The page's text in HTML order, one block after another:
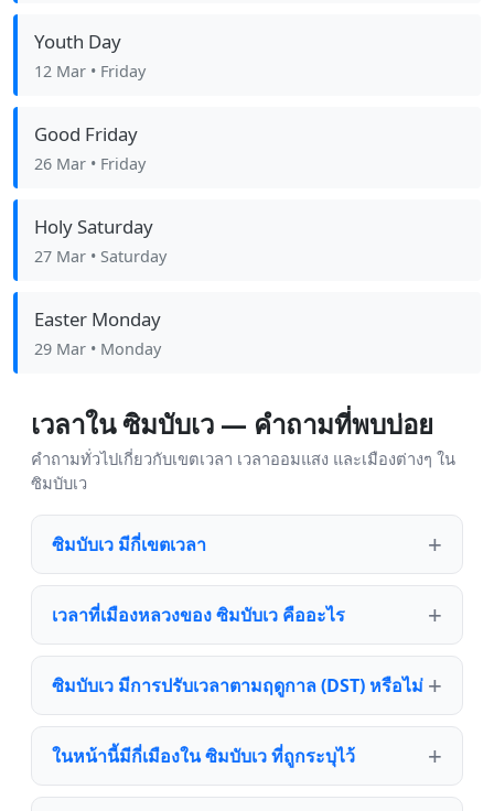
Youth Day
12 Mar • Friday
Good Friday
26 Mar • Friday
Holy Saturday
27 Mar • Saturday
Easter Monday
29 Mar • Monday
เวลาใน ซิมบับเว — คำถามที่พบบ่อย
คำถามทั่วไปเกี่ยวกับเขตเวลา เวลาออมแสง และเมืองต่างๆ ใน
ซิมบับเว
ซิมบับเว มีกี่เขตเวลา
เวลาที่เมืองหลวงของ ซิมบับเว คืออะไร
ซิมบับเว มีการปรับเวลาตามฤดูกาล (DST) หรือไม่
ในหน้านี้มีกี่เมืองใน ซิมบับเว ที่ถูกระบุไว้